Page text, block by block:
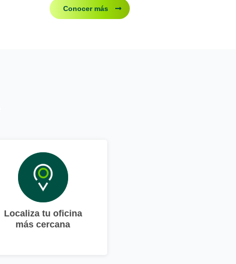
Conocer más
Localiza tu oficina
más cercana